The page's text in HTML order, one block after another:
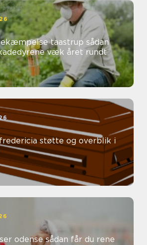
taastrup sådan
væk året rundt
og overblik i
sådan får du rene